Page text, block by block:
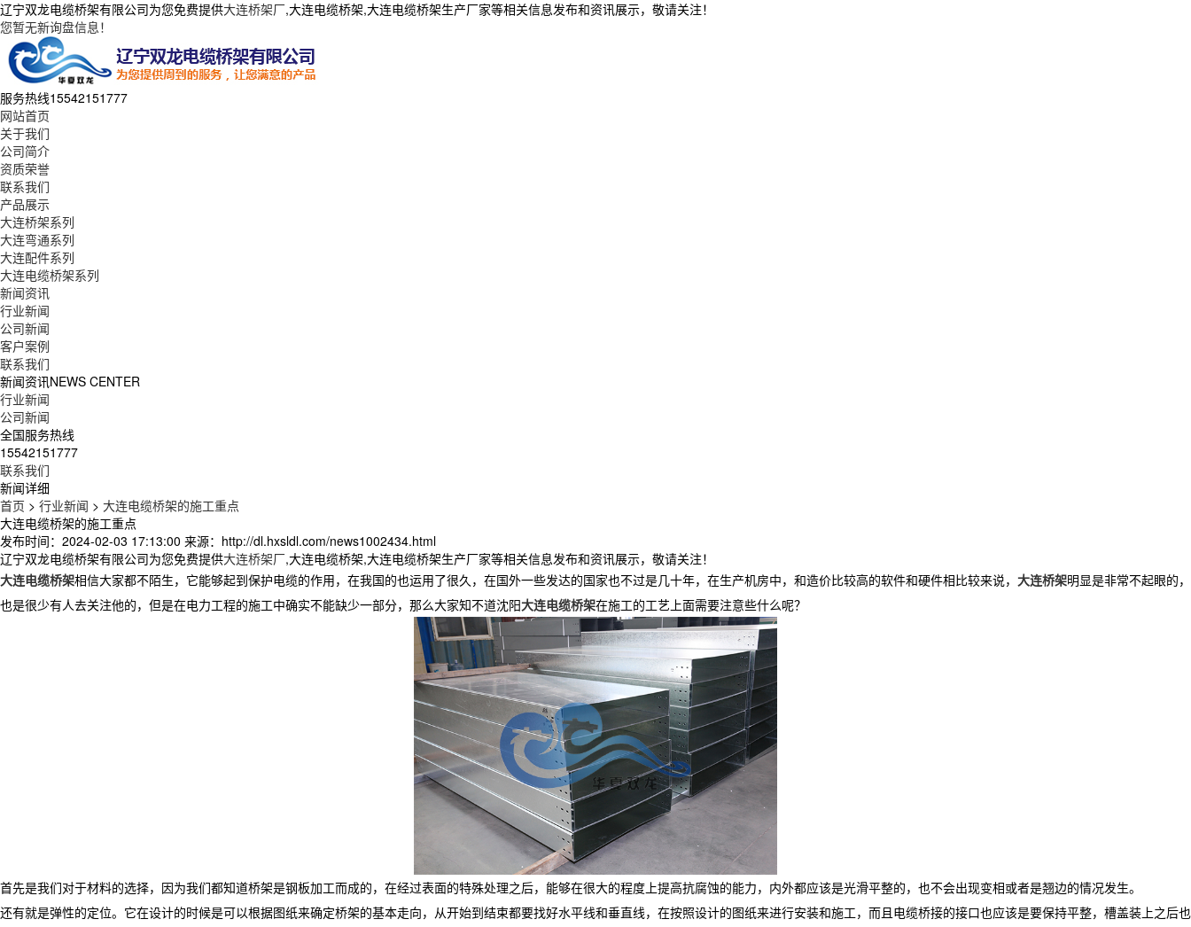
辽宁双龙电缆桥架有限公司为您免费提供大连桥架厂,大连电缆桥架,大连电缆桥架生产厂家等相关信息发布和资讯展示，敬请关注！
您暂无新询盘信息！
服务热线15542151777
网站首页
关于我们
公司简介
资质荣誉
联系我们
产品展示
大连桥架系列
大连弯通系列
大连配件系列
大连电缆桥架系列
新闻资讯
行业新闻
公司新闻
客户案例
联系我们
新闻资讯NEWS CENTER
行业新闻
公司新闻
全国服务热线
15542151777
联系我们
新闻详细
首页 > 行业新闻 > 大连电缆桥架的施工重点
大连电缆桥架的施工重点
发布时间：2024-02-03 17:13:00 来源：http://dl.hxsldl.com/news1002434.html
辽宁双龙电缆桥架有限公司为您免费提供大连桥架厂,大连电缆桥架,大连电缆桥架生产厂家等相关信息发布和资讯展示，敬请关注！
大连电缆桥架相信大家都不陌生，它能够起到保护电缆的作用，在我国的也运用了很久，在国外一些发达的国家也不过是几十年，在生产机房中，和造价比较高的软件和硬件相比较来说， 大连桥架明显是非常不起眼的，
也是很少有人去关注他的，但是在电力工程的施工中确实不能缺少一部分，那么大家知不道沈阳大连电缆桥架在施工的工艺上面需要注意些什么呢？
首先是我们对于材料的选择，因为我们都知道桥架是钢板加工而成的，在经过表面的特殊处理之后，能够在很大的程度上提高抗腐蚀的能力，内外都应该是光滑平整的，也不会出现变相或者是翘边的情况发生。
还有就是弹性的定位。它在设计的时候是可以根据图纸来确定桥架的基本走向，从开始到结束都要找好水平线和垂直线，在按照设计的图纸来进行安装和施工，而且电缆桥接的接口也应该是要保持平整，槽盖装上之后也